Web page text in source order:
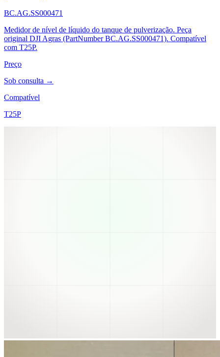
BC.AG.SS000471
Medidor de nível de líquido do tanque de pulverização. Peça
original DJI Agras (PartNumber BC.AG.SS000471). Compatível
com T25P.
Preço
Sob consulta →
Compatível
T25P